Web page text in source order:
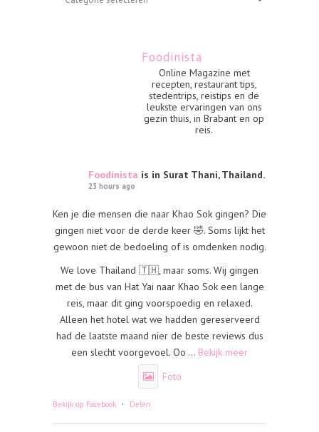
Foodinista
Online Magazine met
recepten, restaurant tips,
stedentrips, reistips en de
leukste ervaringen van ons
gezin thuis, in Brabant en op
reis.
Foodinista is in Surat Thani, Thailand.
23 hours ago
Ken je die mensen die naar Khao Sok gingen? Die
gingen niet voor de derde keer 🤣. Soms lijkt het
gewoon niet de bedoeling of is omdenken nodig.
We love Thailand 🇹🇭, maar soms. Wij gingen
met de bus van Hat Yai naar Khao Sok een lange
reis, maar dit ging voorspoedig en relaxed.
Alleen het hotel wat we hadden gereserveerd
had de laatste maand nier de beste reviews dus
een slecht voorgevoel. Oo ... Bekijk meer
Foto
Bekijk op Facebook · Delen